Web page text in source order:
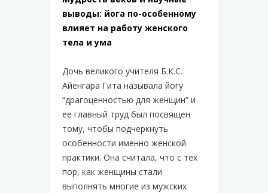
выводы: йога по-особенному
влияет на работу женского
тела и ума
Дочь великого учителя Б.К.С.
Айенгара Гита называла йогу
“драгоценностью для женщин” и
ее главный труд был посвящен
тому, чтобы подчеркнуть
особенности именно женской
практики. Она считала, что с тех
пор, как женщины стали
выполнять многие из мужских